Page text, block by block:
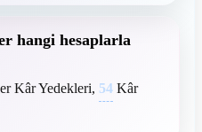
hangi hesaplarla
Kâr Yedekleri, 54 Kâr